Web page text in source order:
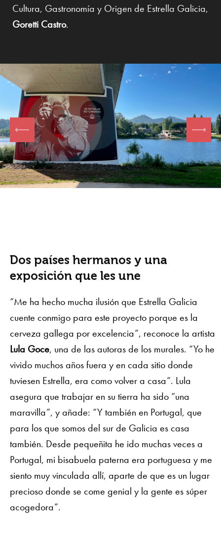
Cultura, Gastronomía y Origen de Estrella Galicia,
Goretti Castro.
Dos países hermanos y una
exposición que les une
“Me ha hecho mucha ilusión que Estrella Galicia
cuente conmigo para este proyecto porque es la
cerveza gallega por excelencia”, reconoce la artista
Lula Goce, una de las autoras de los murales. “Yo he
vivido muchos años fuera y en cada sitio donde
tuviesen Estrella, era como volver a casa”. Lula
asegura que trabajar en su tierra ha sido “una
maravilla”, y añade: “Y también en Portugal, que
para los que somos del sur de Galicia es casa
también. Desde pequeñita he ido muchas veces a
Portugal, mi bisabuela paterna era portuguesa y me
siento muy vinculada allí, aparte de que es un lugar
precioso donde se come genial y la gente es súper
acogedora”.